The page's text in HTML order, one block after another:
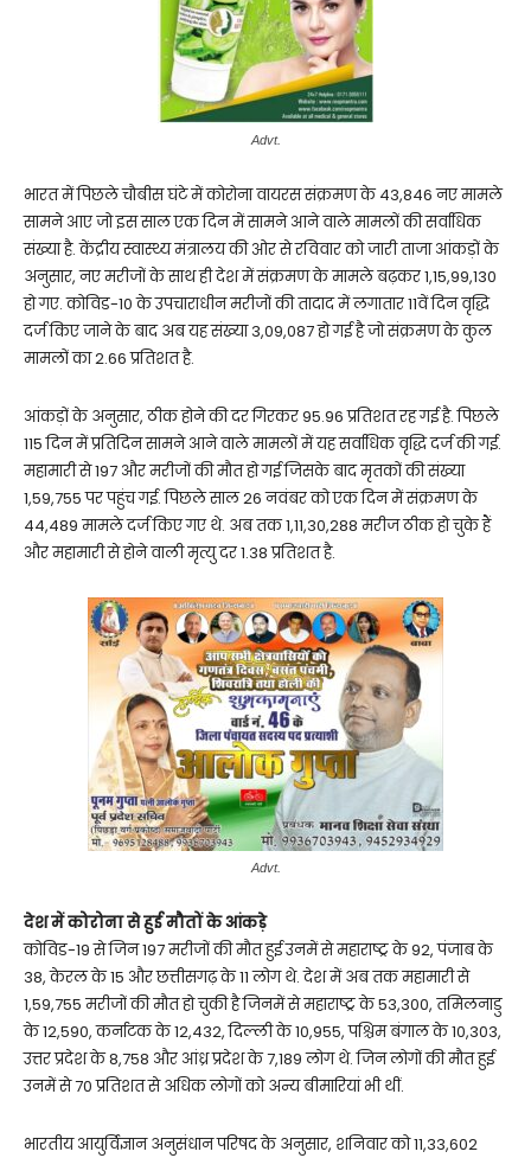
Advt.
भारत में पिछले चौबीस घंटे में कोरोना वायरस संक्रमण के 43,846 नए मामले
सामने आए जो इस साल एक दिन में सामने आने वाले मामलों की सर्वाधिक
संख्या है. केंद्रीय स्वास्थ्य मंत्रालय की ओर से रविवार को जारी ताजा आंकड़ों के
अनुसार, नए मरीजों के साथ ही देश में संक्रमण के मामले बढ़कर 1,15,99,130
हो गए. कोविड-10 के उपचाराधीन मरीजों की तादाद में लगातार 11वें दिन वृद्धि
दर्ज किए जाने के बाद अब यह संख्या 3,09,087 हो गई है जो संक्रमण के कुल
मामलों का 2.66 प्रतिशत है.
आंकड़ों के अनुसार, ठीक होने की दर गिरकर 95.96 प्रतिशत रह गई है. पिछले
115 दिन में प्रतिदिन सामने आने वाले मामलों में यह सर्वाधिक वृद्धि दर्ज की गई.
महामारी से 197 और मरीजों की मौत हो गई जिसके बाद मृतकों की संख्या
1,59,755 पर पहुंच गई. पिछले साल 26 नवंबर को एक दिन में संक्रमण के
44,489 मामले दर्ज किए गए थे. अब तक 1,11,30,288 मरीज ठीक हो चुके हैं
और महामारी से होने वाली मृत्यु दर 1.38 प्रतिशत है.
Advt.
देश में कोरोना से हुई मौतों के आंकड़े
कोविड-19 से जिन 197 मरीजों की मौत हुई उनमें से महाराष्ट्र के 92, पंजाब के
38, केरल के 15 और छत्तीसगढ़ के 11 लोग थे. देश में अब तक महामारी से
1,59,755 मरीजों की मौत हो चुकी है जिनमें से महाराष्ट्र के 53,300, तमिलनाडु
के 12,590, कर्नाटक के 12,432, दिल्ली के 10,955, पश्चिम बंगाल के 10,303,
उत्तर प्रदेश के 8,758 और आंध्र प्रदेश के 7,189 लोग थे. जिन लोगों की मौत हुई
उनमें से 70 प्रतिशत से अधिक लोगों को अन्य बीमारियां भी थीं.
भारतीय आयुर्विज्ञान अनुसंधान परिषद के अनुसार, शनिवार को 11,33,602